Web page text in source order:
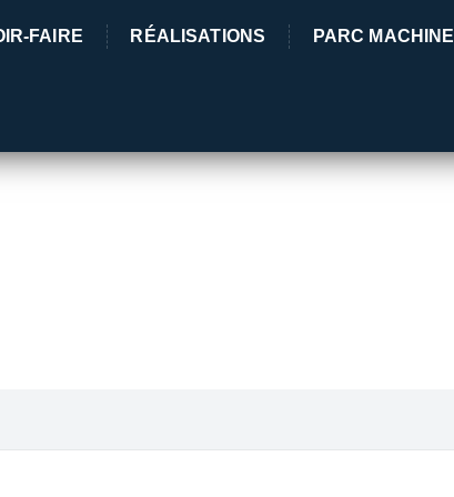
FAIRE RÉALISATIONS PARC MACHINE